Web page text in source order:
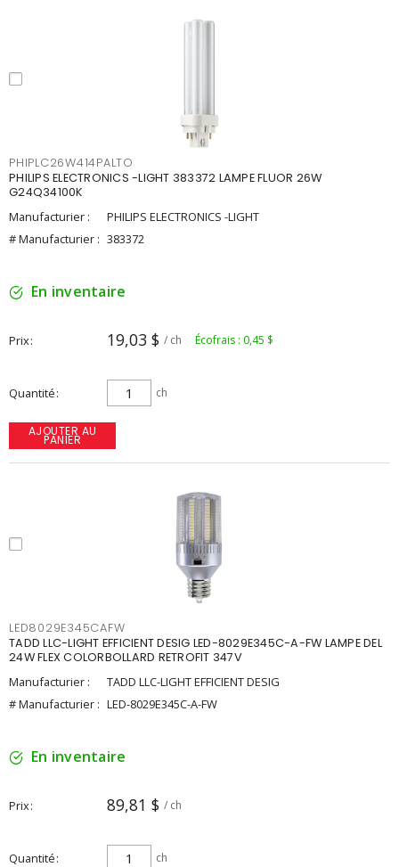
PHIPLC26W414PALTO
PHILIPS ELECTRONICS -LIGHT 383372 LAMPE FLUOR 26W
G24Q34100K
Manufacturier :
PHILIPS ELECTRONICS -LIGHT
# Manufacturier : 383372
En inventaire
Prix 19,03 $ / ch Écofrais : 0,45 $
Quantité ch
AJOUTER AU
PANIER
LED8029E345CAFW
TADD LLC-LIGHT EFFICIENT DESIG LED-8029E345C-A-FW LAMPE DEL
24W FLEX COLORBOLLARD RETROFIT 347V
Manufacturier :
TADD LLC-LIGHT EFFICIENT DESIG
# Manufacturier : LED-8029E345C-A-FW
En inventaire
Prix 89,81 $ / ch
Quantité ch